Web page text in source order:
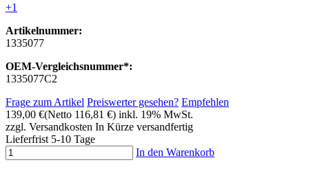
+1
Artikelnummer:
1335077
OEM-Vergleichsnummer*:
1335077C2
Frage zum Artikel Preiswerter gesehen? Empfehlen
139,00 €(Netto 116,81 €) inkl. 19% MwSt.
zzgl. Versandkosten In Kürze versandfertig
Lieferfrist 5-10 Tage
In den Warenkorb